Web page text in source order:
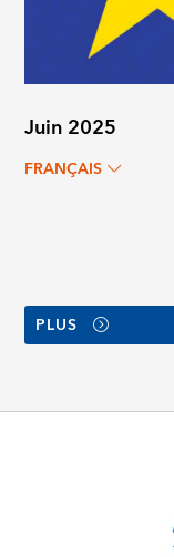
Juin 2025
FRANÇAIS
PLUS